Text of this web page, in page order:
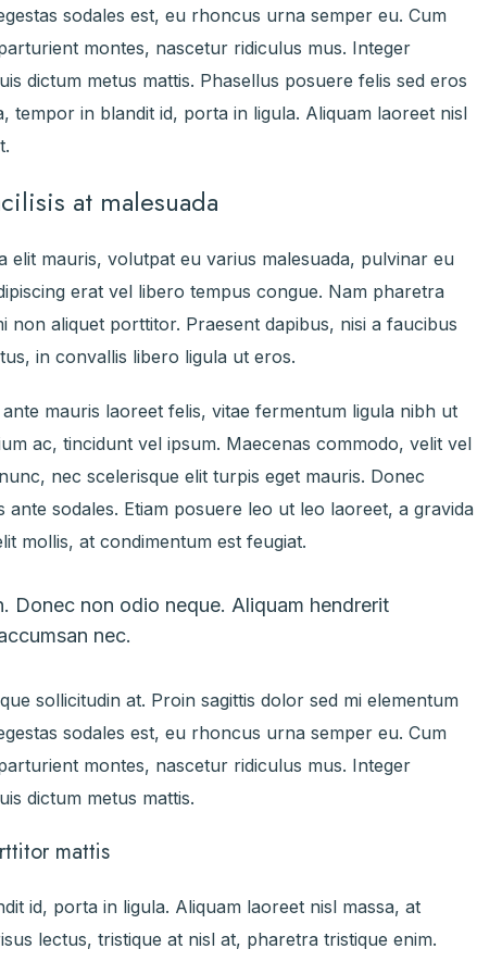
sodales est, eu rhoncus urna semper eu. Cum
montes, nascetur ridiculus mus. Integer
dictum metus mattis. Phasellus posuere felis sed eros
tempor in blandit id, porta in ligula. Aliquam laoreet nisl
at malesuada
elit mauris, volutpat eu varius malesuada, pulvinar eu
erat vel libero tempus congue. Nam pharetra
non aliquet porttitor. Praesent dapibus, nisi a faucibus
in convallis libero ligula ut eros.
mauris laoreet felis, vitae fermentum ligula nibh ut
ac, tincidunt vel ipsum. Maecenas commodo, velit vel
nec scelerisque elit turpis eget mauris. Donec
sodales. Etiam posuere leo ut leo laoreet, a gravida
mollis, at condimentum est feugiat.
Donec non odio neque. Aliquam hendrerit
nec.
sollicitudin at. Proin sagittis dolor sed mi elementum
sodales est, eu rhoncus urna semper eu. Cum
montes, nascetur ridiculus mus. Integer
dictum metus mattis.
mattis
id, porta in ligula. Aliquam laoreet nisl massa, at
lectus, tristique at nisl at, pharetra tristique enim.